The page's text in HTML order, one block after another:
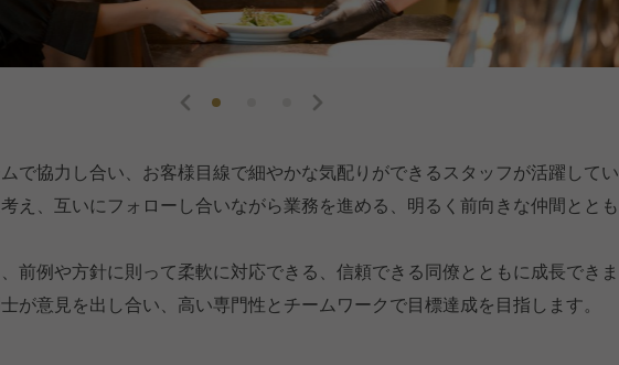
で協力し合い、お客様目線で細やかな気配りができるスタッフが活躍してい
え、互いにフォローし合いながら業務を進める、明るく前向きな仲間ととも
前例や方針に則って柔軟に対応できる、信頼できる同僚とともに成長できま
が意見を出し合い、高い専門性とチームワークで目標達成を目指します。